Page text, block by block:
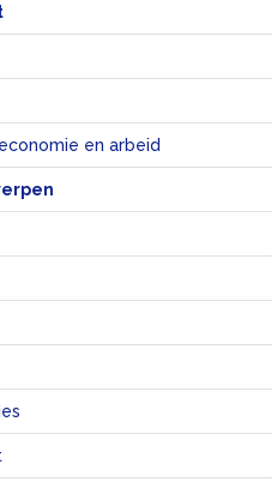
en arbeid